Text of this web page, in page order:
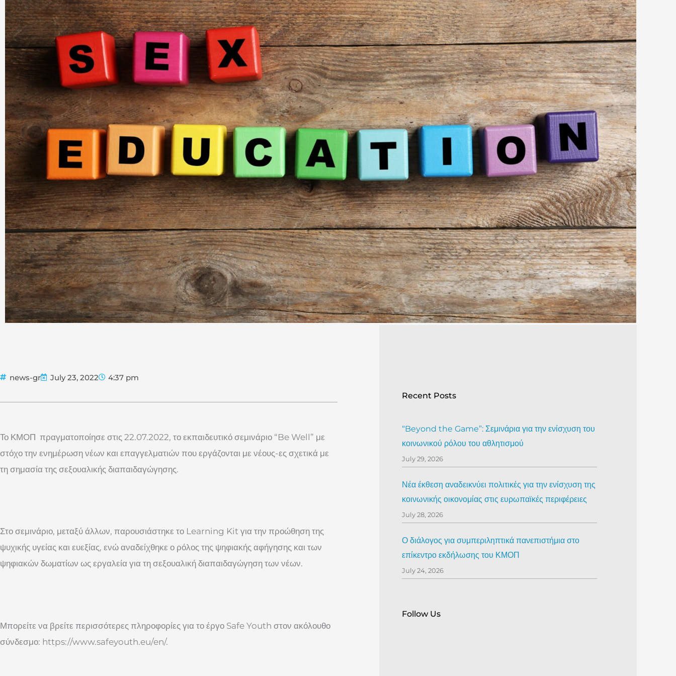
news-gr July 23, 2022 4:37 pm
Το ΚΜΟΠ πραγματοποίησε στις 22.07.2022, το εκπαιδευτικό σεμινάριο “Be Well” με
στόχο την ενημέρωση νέων και επαγγελματιών που εργάζονται με νέους-ες σχετικά με
τη σημασία της σεξουαλικής διαπαιδαγώγησης.
Στο σεμινάριο, μεταξύ άλλων, παρουσιάστηκε το Learning Kit για την προώθηση της
ψυχικής υγείας και ευεξίας, ενώ αναδείχθηκε ο ρόλος της ψηφιακής αφήγησης και των
ψηφιακών δωματίων ως εργαλεία για τη σεξουαλική διαπαιδαγώγηση των νέων.
Μπορείτε να βρείτε περισσότερες πληροφορίες για το έργο Safe Youth στον ακόλουθο
σύνδεσμο: https://www.safeyouth.eu/en/.
Recent Posts
“Beyond the Game”: Σεμινάρια για την ενίσχυση του
κοινωνικού ρόλου του αθλητισμού
July 29, 2026
Νέα έκθεση αναδεικνύει πολιτικές για την ενίσχυση της
κοινωνικής οικονομίας στις ευρωπαϊκές περιφέρειες
July 28, 2026
Ο διάλογος για συμπεριληπτικά πανεπιστήμια στο
επίκεντρο εκδήλωσης του ΚΜΟΠ
July 24, 2026
Follow Us